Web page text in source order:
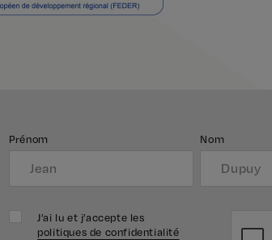
Prénom Nom
J’ai lu et j’accepte les
politiques de confidentialité